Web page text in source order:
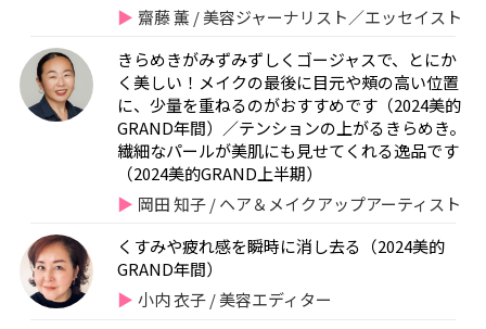
齋藤 薫 / 美容ジャーナリスト／エッセイスト
きらめきがみずみずしくゴージャスで、とにか
く美しい！メイクの最後に目元や頰の高い位置
に、少量を重ねるのがおすすめです（2024美的
GRAND年間）／テンションの上がるきらめき。
繊細なパールが美肌にも見せてくれる逸品です
（2024美的GRAND上半期）
岡田 知子 / ヘア＆メイクアップアーティスト
くすみや疲れ感を瞬時に消し去る（2024美的
GRAND年間）
小内 衣子 / 美容エディター